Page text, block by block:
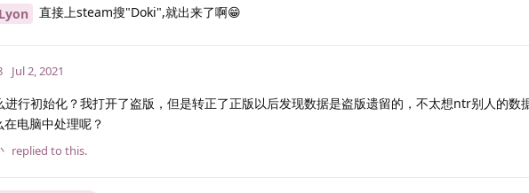
直接上steam搜"Doki",就出来了啊😁
Jul 2, 2021
行初始化？我打开了盗版，但是转正了正版以后发现数据是盗版遗留的，不太想ntr别人的数
电脑中处理呢？
replied to this.